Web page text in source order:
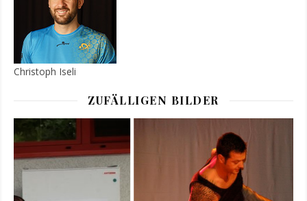
Christoph Iseli
ZUFÄLLIGEN BILDER